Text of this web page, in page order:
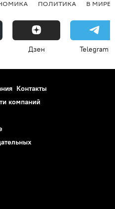
ПОЛИТИКА В МИРЕ
Дзен Telegram
Контакты
компаний